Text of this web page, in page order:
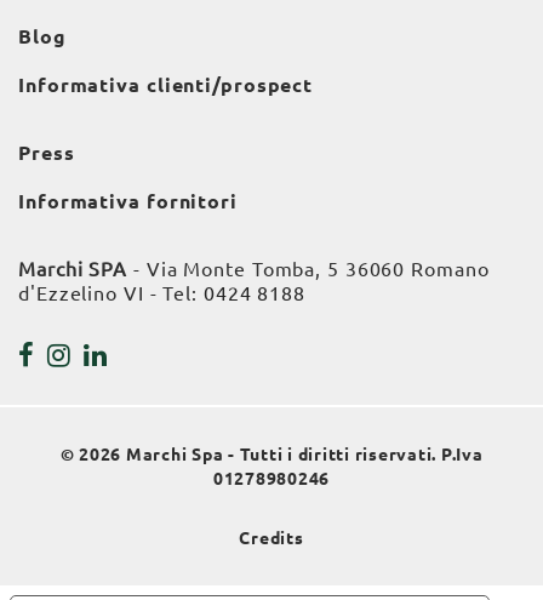
Blog
Informativa clienti/prospect
Press
Informativa fornitori
Marchi SPA - Via Monte Tomba, 5 36060 Romano
d'Ezzelino VI - Tel: 0424 8188
© 2026 Marchi Spa - Tutti i diritti riservati. P.Iva
01278980246
Credits